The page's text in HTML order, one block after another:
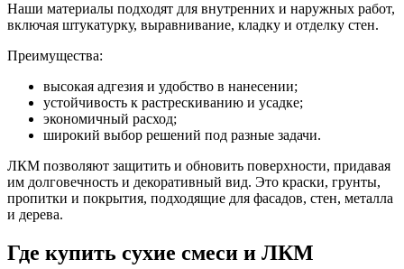
Наши материалы подходят для внутренних и наружных работ,
включая штукатурку, выравнивание, кладку и отделку стен.
Преимущества:
высокая адгезия и удобство в нанесении;
устойчивость к растрескиванию и усадке;
экономичный расход;
широкий выбор решений под разные задачи.
ЛКМ позволяют защитить и обновить поверхности, придавая
им долговечность и декоративный вид. Это краски, грунты,
пропитки и покрытия, подходящие для фасадов, стен, металла
и дерева.
Где купить сухие смеси и ЛКМ